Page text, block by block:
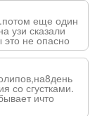
еще один
узи сказали
это не опасно
со сгустками.
ичто